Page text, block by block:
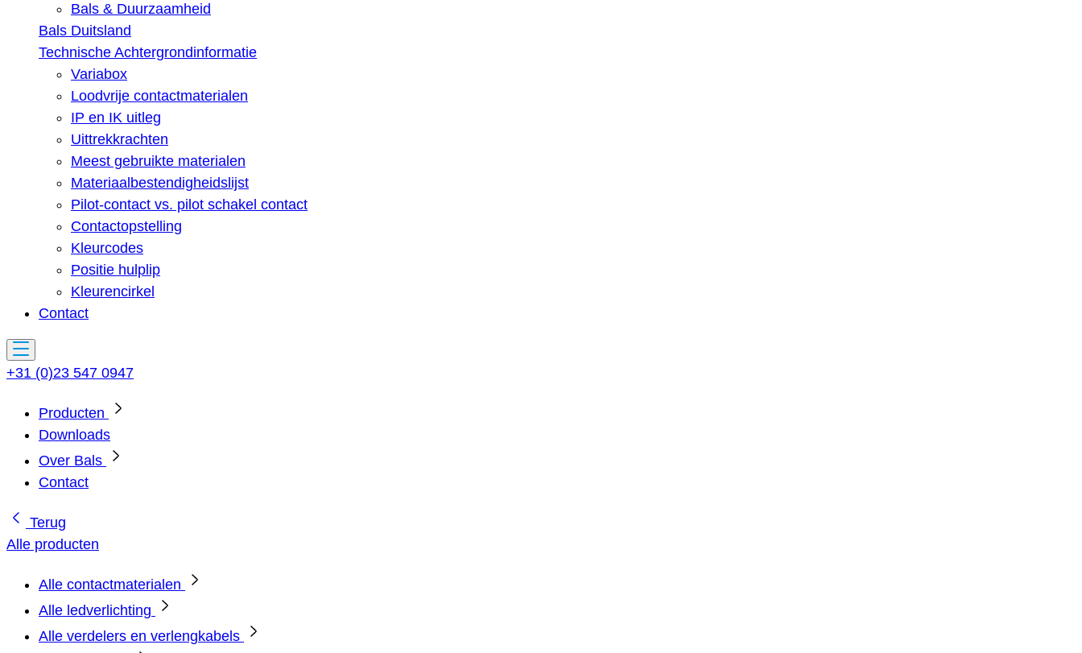
Bals & Duurzaamheid
Bals Duitsland
Technische Achtergrondinformatie
Variabox
Loodvrije contactmaterialen
IP en IK uitleg
Uittrekkrachten
Meest gebruikte materialen
Materiaalbestendigheidslijst
Pilot-contact vs. pilot schakel contact
Contactopstelling
Kleurcodes
Positie hulplip
Kleurencirkel
Contact
+31 (0)23 547 0947
Producten
Downloads
Over Bals
Contact
Terug
Alle producten
Alle contactmaterialen
Alle ledverlichting
Alle verdelers en verlengkabels